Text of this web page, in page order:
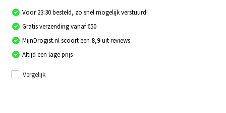
Voor 23:30 besteld, zo snel mogelijk verstuurd!
Gratis verzending vanaf €50
MijnDrogist.nl scoort een 8,9uit reviews
Altijd een lage prijs
Vergelijk